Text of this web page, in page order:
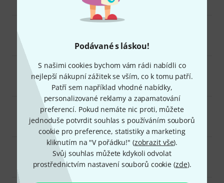
Podávané s láskou!
S našimi cookies bychom vám rádi nabídli co
nejlepší nákupní zážitek se vším, co k tomu patří.
Patří sem například vhodné nabídky,
personalizované reklamy a zapamatování
preferencí. Pokud nemáte nic proti, můžete
jednoduše potvrdit souhlas s používáním souborů
cookie pro preference, statistiky a marketing
kliknutím na "V pořádku!" (zobrazit vše).
Svůj souhlas můžete kdykoli odvolat
prostřednictvím nastavení souborů cookie (zde).
Piána a klávesy
Bubny a perkuse
Dechové nástroje